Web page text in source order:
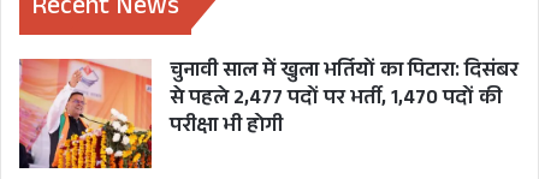
Recent News
चुनावी साल में खुला भर्तियों का पिटारा: दिसंबर
से पहले 2,477 पदों पर भर्ती, 1,470 पदों की
परीक्षा भी होगी